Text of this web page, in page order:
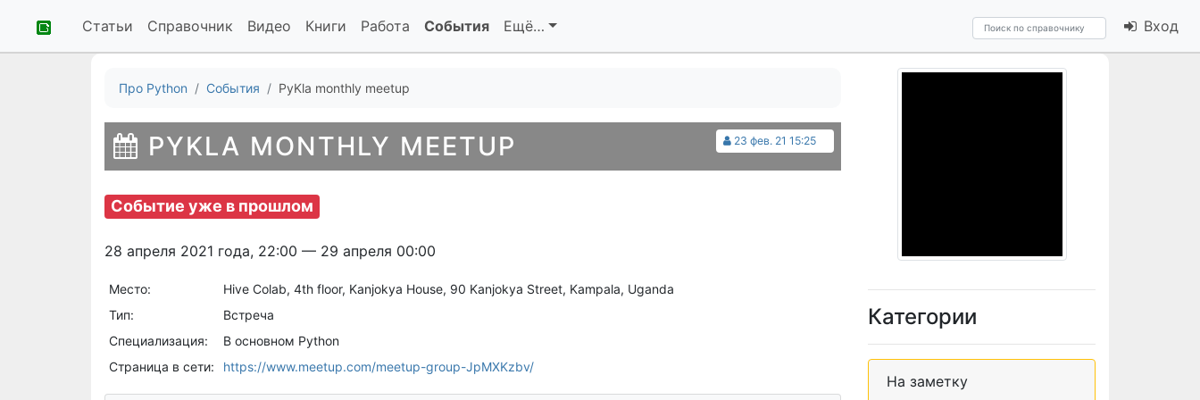
Статьи Справочник Видео Книги Работа События Ещё… Вход
Про Python События PyKla monthly meetup
23 фев. 21 15:25
PYKLA MONTHLY MEETUP
Событие уже в прошлом
28 апреля 2021 года, 22:00 — 29 апреля 00:00
Место:
Hive Colab, 4th floor, Kanjokya House, 90 Kanjokya Street, Kampala, Uganda
Тип:
Встреча
Специализация:
В основном Python
Страница в сети:
https://www.meetup.com/meetup-group-JpMXKzbv/
Категории
На заметку